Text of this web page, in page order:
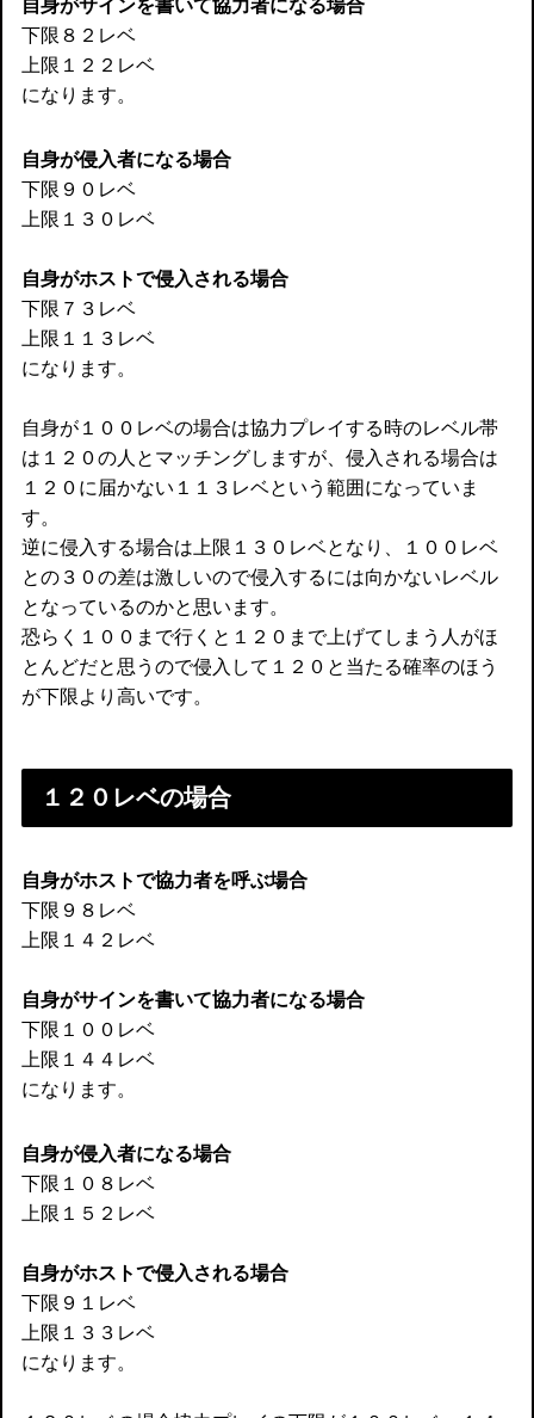
自身がサインを書いて協力者になる場合
下限８２レベ
上限１２２レベ
になります。
自身が侵入者になる場合
下限９０レベ
上限１３０レベ
自身がホストで侵入される場合
下限７３レベ
上限１１３レベ
になります。
自身が１００レベの場合は協力プレイする時のレベル帯
は１２０の人とマッチングしますが、侵入される場合は
１２０に届かない１１３レベという範囲になっていま
す。
逆に侵入する場合は上限１３０レベとなり、１００レベ
との３０の差は激しいので侵入するには向かないレベル
となっているのかと思います。
恐らく１００まで行くと１２０まで上げてしまう人がほ
とんどだと思うので侵入して１２０と当たる確率のほう
が下限より高いです。
１２０レベの場合
自身がホストで協力者を呼ぶ場合
下限９８レベ
上限１４２レベ
自身がサインを書いて協力者になる場合
下限１００レベ
上限１４４レベ
になります。
自身が侵入者になる場合
下限１０８レベ
上限１５２レベ
自身がホストで侵入される場合
下限９１レベ
上限１３３レベ
になります。